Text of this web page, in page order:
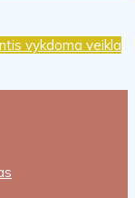
vykdoma veikla